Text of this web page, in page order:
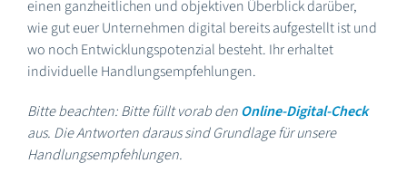
einen ganzheitlichen und objektiven Überblick darüber,
wie gut euer Unternehmen digital bereits aufgestellt ist und
wo noch Entwicklungspotenzial besteht. Ihr erhaltet
individuelle Handlungsempfehlungen.
Bitte beachten: Bitte füllt vorab denOnline-Digital-Check
aus. Die Antworten daraus sind Grundlage für unsere
Handlungsempfehlungen.